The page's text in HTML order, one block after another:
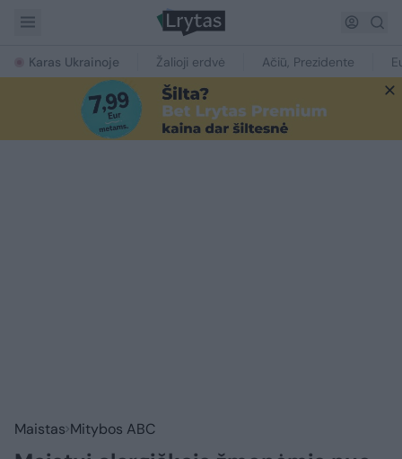
Karas Ukrainoje Žalioji erdvė Ačiū, Prezidente
Maistas Mitybos ABC